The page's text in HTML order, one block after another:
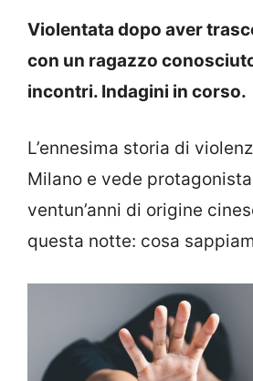
Violentata dopo aver
con un ragazzo
incontri. Indagini in corso.
L’ennesima storia di
Milano e vede
ventun’anni di origine
questa notte: cosa